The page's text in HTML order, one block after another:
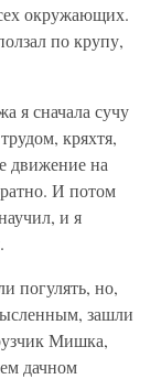
окружающих.
по крупу,
я сначала сучу
кряхтя,
движение на
И потом
и я
погулять, но,
зашли
Мишка,
дачном